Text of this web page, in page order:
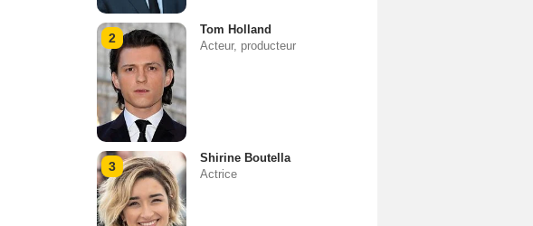
2
Tom Holland
Acteur, producteur
3
Shirine Boutella
Actrice